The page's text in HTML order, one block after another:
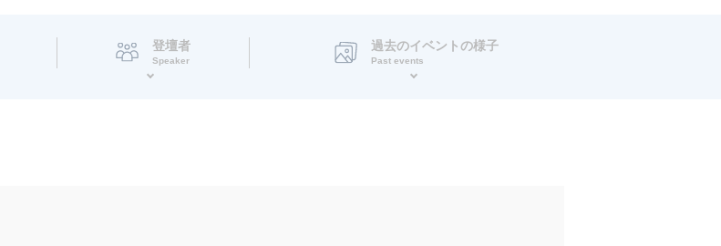
登壇者
Speaker
過去のイベントの様子
Past events